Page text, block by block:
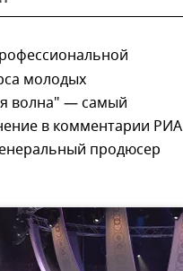
молодых
волна" — самый
в комментарии РИА
продюсер